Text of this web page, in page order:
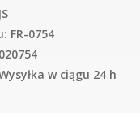
FR-0754
w ciągu 24 h